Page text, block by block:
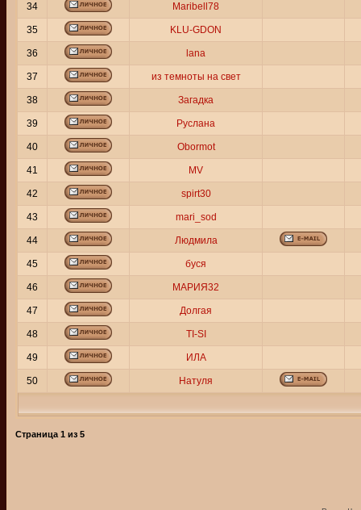
34 Maribell78
35 KLU-GDON
36 lana
37 из темноты на свет
38 Загадка
39 Руслана
40 Obormot
41 MV
42 spirt30
43 mari_sod
44 Людмила
45 буся
46 МАРИЯ32
47 Долгая
48 TI-SI
49 ИЛА
50 Натуля
Страница 1 из 5